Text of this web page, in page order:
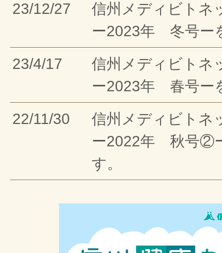
23/12/27
信州メディビトネ
ー2023年 冬号ー
23/4/17
信州メディビトネ
ー2023年 春号ー
22/11/30
信州メディビトネ
ー2022年 秋号②
す。